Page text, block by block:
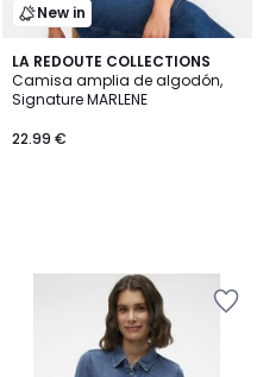
New in
LA REDOUTE COLLECTIONS
Camisa amplia de algodón,
Signature MARLENE
22.99 €